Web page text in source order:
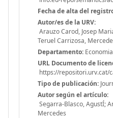
Fecha de alta del
Autor/es de la URV:
Arauzo Carod, Josep
Teruel Carrizosa,
Departamento: Economia
URL Documento de
https://repositori.urv.cat/
Tipo de publicación:
Autor según el artículo:
Segarra-Blasco, AgustÍ;
Mercedes